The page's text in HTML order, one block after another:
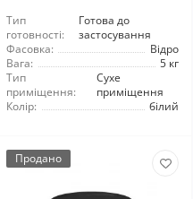
Тип
готовності:
Готова до
застосування
Фасовка:
Відро
Вага:
5 кг
Тип
приміщення:
Сухе
приміщення
Колір:
білий
Продано